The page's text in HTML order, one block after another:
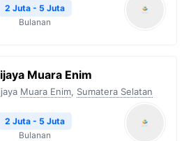
2 Juta - 5 Juta
Bulanan
Muara Enim
Muara Enim, Sumatera Selatan
2 Juta - 5 Juta
Bulanan